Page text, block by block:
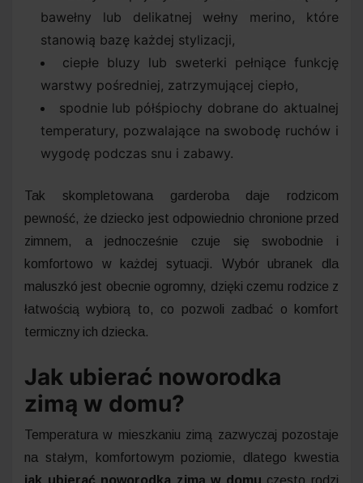
bawełny lub delikatnej wełny merino, które
stanowią bazę każdej stylizacji,
ciepłe bluzy lub sweterki pełniące funkcję
warstwy pośredniej, zatrzymującej ciepło,
spodnie lub półśpiochy dobrane do aktualnej
temperatury, pozwalające na swobodę ruchów i
wygodę podczas snu i zabawy.
Tak skompletowana garderoba daje rodzicom
pewność, że dziecko jest odpowiednio chronione przed
zimnem, a jednocześnie czuje się swobodnie i
komfortowo w każdej sytuacji. Wybór ubranek dla
maluszkó jest obecnie ogromny, dzięki czemu rodzice z
łatwością wybiorą to, co pozwoli zadbać o komfort
termiczny ich dziecka.
Jak ubierać noworodka
zimą w domu?
Temperatura w mieszkaniu zimą zazwyczaj pozostaje
na stałym, komfortowym poziomie, dlatego kwestia
jak ubierać noworodka zimą w domu często rodzi